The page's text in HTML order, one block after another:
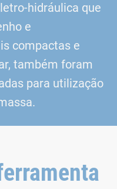
hidráulica que
e
compactas e
também foram
para utilização